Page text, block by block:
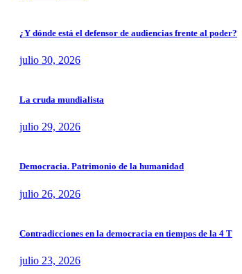
¿Y dónde está el defensor de audiencias frente al poder?
julio 30, 2026
La cruda mundialista
julio 29, 2026
Democracia. Patrimonio de la humanidad
julio 26, 2026
Contradicciones en la democracia en tiempos de la 4 T
julio 23, 2026